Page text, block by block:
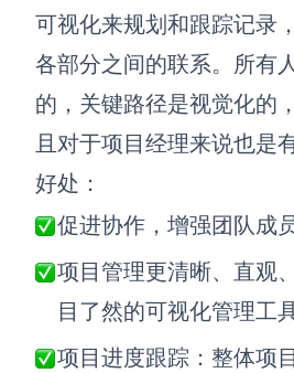
UML图
数据流图
情绪板
查看所有场景
可视化来规划和跟踪记录
各部分之间的联系。 所有
的，关键路径是视觉化的
且对于项目经理来说也是
好处 ：
促进协作 ， 增强团队成
项目管理更清晰、 直观
目了然的可视化管理工
项目进度跟踪 ： 整体项